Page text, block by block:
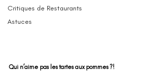
Critiques de Restaurants
Astuces
Qui n’aime pas les tartes aux pommes ?!